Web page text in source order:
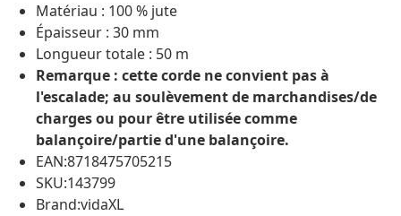
Matériau : 100 % jute
Épaisseur : 30 mm
Longueur totale : 50 m
Remarque : cette corde ne convient pas à
l'escalade; au soulèvement de marchandises/de
charges ou pour être utilisée comme
balançoire/partie d'une balançoire.
EAN:8718475705215
SKU:143799
Brand:vidaXL